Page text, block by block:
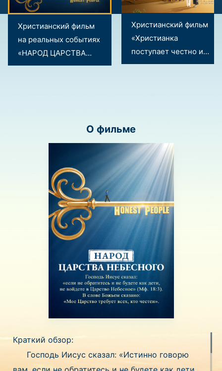
Христианский фильм
на реальных событиях
«НАРОД ЦАРСТВА
НЕБЕСНОГО»
Христианский фильм
«Христианка
поступает честно и
получает Божье
О фильме
Краткий обзор:
Господь Иисус сказал: «Истинно говорю